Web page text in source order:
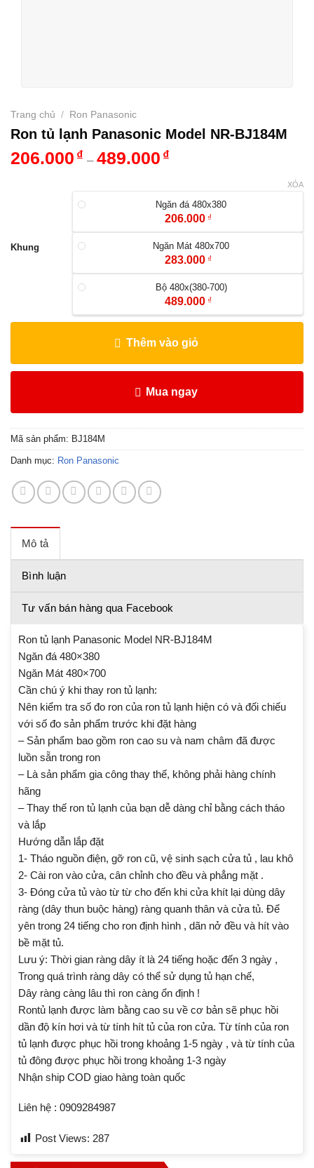
Trang chủ / Ron Panasonic
Ron tủ lạnh Panasonic Model NR-BJ184M
206.000 ₫ – 489.000 ₫
Khung
Ngăn đá 480x380
206.000 ₫
Ngăn Mát 480x700
283.000 ₫
Bộ 480x(380-700)
489.000 ₫
XÓA
Thêm vào giỏ
Mua ngay
Mã sản phẩm: BJ184M
Danh mục: Ron Panasonic
Mô tả
Bình luận
Tư vấn bán hàng qua Facebook
Ron tủ lạnh Panasonic Model NR-BJ184M
Ngăn đá 480×380
Ngăn Mát 480×700
Cần chú ý khi thay ron tủ lạnh:
Nên kiểm tra số đo ron của ron tủ lạnh hiện có và đối chiếu
với số đo sản phẩm trước khi đặt hàng
– Sản phẩm bao gồm ron cao su và nam châm đã được
luồn sẵn trong ron
– Là sản phẩm gia công thay thế, không phải hàng chính
hãng
– Thay thế ron tủ lạnh của bạn dễ dàng chỉ bằng cách tháo
và lắp
Hướng dẫn lắp đặt
1- Tháo nguồn điện, gỡ ron cũ, vệ sinh sạch cửa tủ , lau khô
2- Cài ron vào cửa, cân chỉnh cho đều và phẳng mặt .
3- Đóng cửa tủ vào từ từ cho đến khi cửa khít lại dùng dây
ràng (dây thun buộc hàng) ràng quanh thân và cửa tủ. Để
yên trong 24 tiếng cho ron định hình , dãn nở đều và hít vào
bề mặt tủ.
Lưu ý: Thời gian ràng dây ít là 24 tiếng hoặc đến 3 ngày ,
Trong quá trình ràng dây có thể sử dụng tủ hạn chế,
Dây ràng càng lâu thì ron càng ổn định !
Rontủ lạnh được làm bằng cao su về cơ bản sẽ phục hồi
dần độ kín hơi và từ tính hít tủ của ron cửa. Từ tính của ron
tủ lạnh được phục hồi trong khoảng 1-5 ngày , và từ tính của
tủ đông được phục hồi trong khoảng 1-3 ngày
Nhận ship COD giao hàng toàn quốc
Liên hệ : 0909284987
Post Views: 287